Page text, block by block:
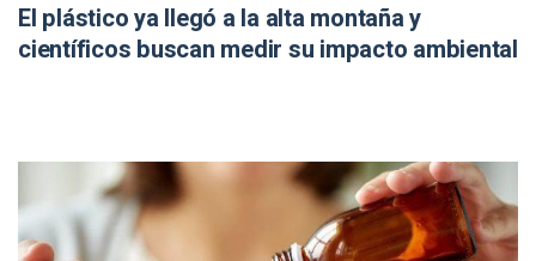
El plástico ya llegó a la alta montaña y
científicos buscan medir su impacto ambiental